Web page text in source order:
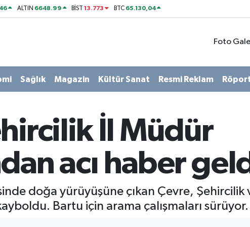
ALTIN 6648.99 BİST13.773 BTC 65.130,04
Foto
Sağlık Magazin Kültür Sanat Resmi Reklam
İl Müdür
acı haber
doğa yürüyüşüne çıkan Çevre, Şehircilik
Bartu için arama çalışmaları sürüyor.